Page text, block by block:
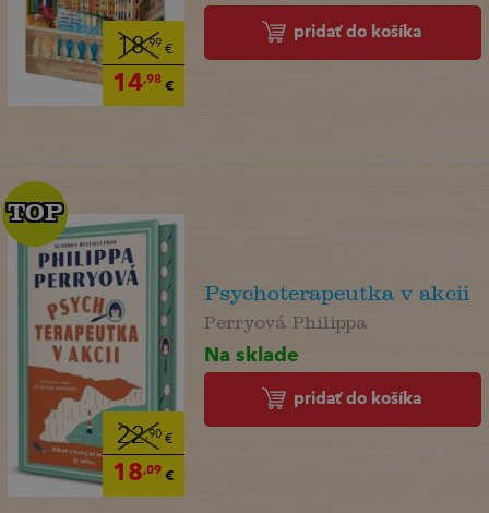
18,99 €
14,98€
pridať do košíka
22,90€
18,09€
TOP
TOP
Psychoterapeutka v akcii
Perryová Philippa
Na sklade
pridať do košíka